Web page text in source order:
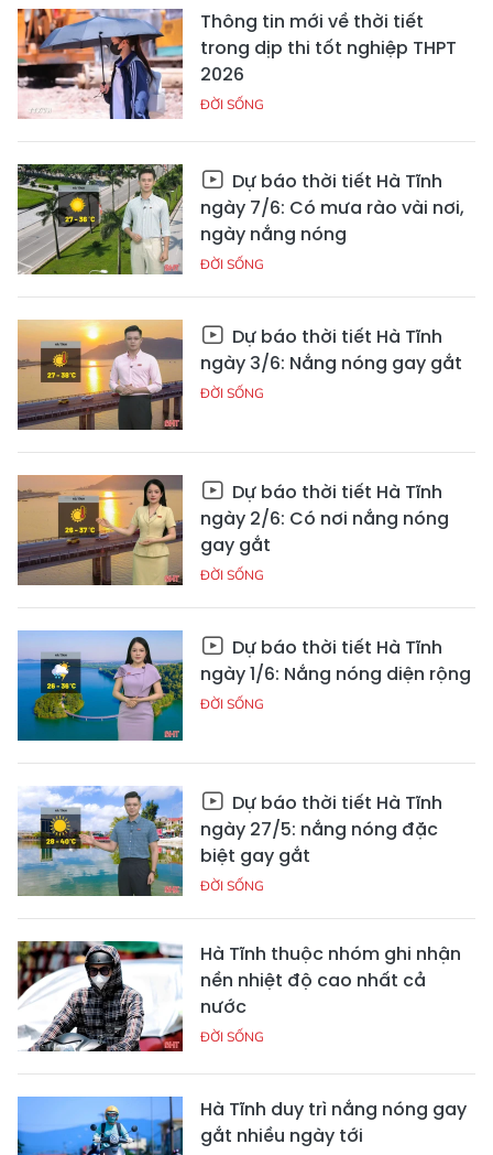
Thông tin mới về thời tiết
trong dịp thi tốt nghiệp THPT
2026
ĐỜI SỐNG
Dự báo thời tiết Hà Tĩnh
ngày 7/6: Có mưa rào vài nơi,
ngày nắng nóng
ĐỜI SỐNG
Dự báo thời tiết Hà Tĩnh
ngày 3/6: Nắng nóng gay gắt
ĐỜI SỐNG
Dự báo thời tiết Hà Tĩnh
ngày 2/6: Có nơi nắng nóng
gay gắt
ĐỜI SỐNG
Dự báo thời tiết Hà Tĩnh
ngày 1/6: Nắng nóng diện rộng
ĐỜI SỐNG
Dự báo thời tiết Hà Tĩnh
ngày 27/5: nắng nóng đặc
biệt gay gắt
ĐỜI SỐNG
Hà Tĩnh thuộc nhóm ghi nhận
nền nhiệt độ cao nhất cả
nước
ĐỜI SỐNG
Hà Tĩnh duy trì nắng nóng gay
gắt nhiều ngày tới